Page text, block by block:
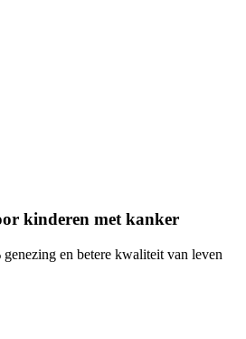
kinderen met kanker
en betere kwaliteit van leven